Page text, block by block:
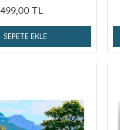
499,00 TL
SEPETE EKLE